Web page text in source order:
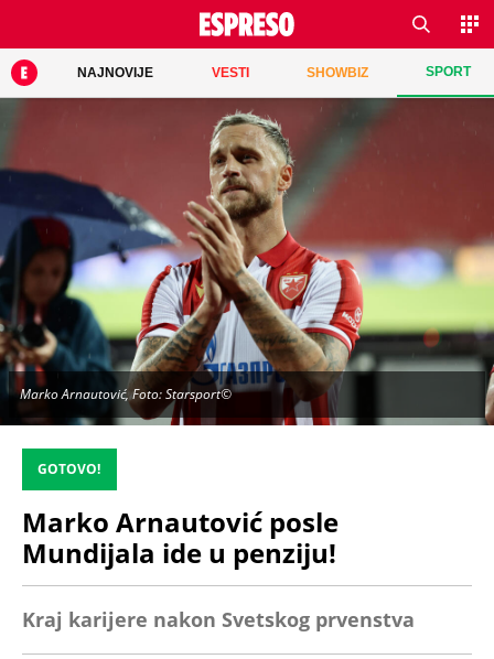
NAJNOVIJE VESTI SHOWBIZ SPORT
Marko Arnautović, Foto: Starsport©
GOTOVO!
Marko Arnautović posle
Mundijala ide u penziju!
Kraj karijere nakon Svetskog prvenstva